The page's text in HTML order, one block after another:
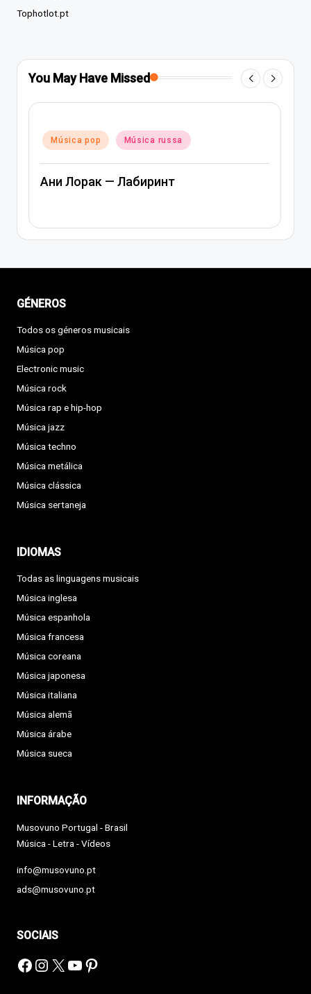
Tophotlot.pt
You May Have Missed
Música pop Música russa
Ани Лорак — Лабиринт
GÉNEROS
Todos os géneros musicais
Música pop
Electronic music
Música rock
Música rap e hip-hop
Música jazz
Música techno
Música metálica
Música clássica
Música sertaneja
IDIOMAS
Todas as linguagens musicais
Música inglesa
Música espanhola
Música francesa
Música coreana
Música japonesa
Música italiana
Música alemã
Música árabe
Música sueca
INFORMAÇÃO
Musovuno Portugal - Brasil
Música - Letra - Vídeos
info@musovuno.pt
ads@musovuno.pt
SOCIAIS
Facebook
Instagram
X YouTube
Pinterest